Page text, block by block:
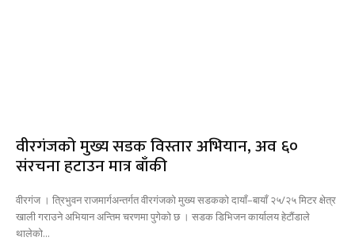
वीरगंजको मुख्य सडक विस्तार अभियान, अव ६०
संरचना हटाउन मात्र बाँकी
वीरगंज । त्रिभुवन राजमार्गअन्तर्गत वीरगंजको मुख्य सडकको दायाँ–बायाँ २५/२५ मिटर क्षेत्र
खाली गराउने अभियान अन्तिम चरणमा पुगेको छ । सडक डिभिजन कार्यालय हेटौंडाले
थालेको...